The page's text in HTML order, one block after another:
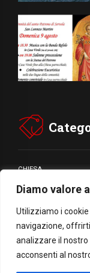
Diamo valore
Utilizziamo i
navigazione,
analizzare il nostro
acconsenti al
CHIESA
CARITÁ
CULTURA